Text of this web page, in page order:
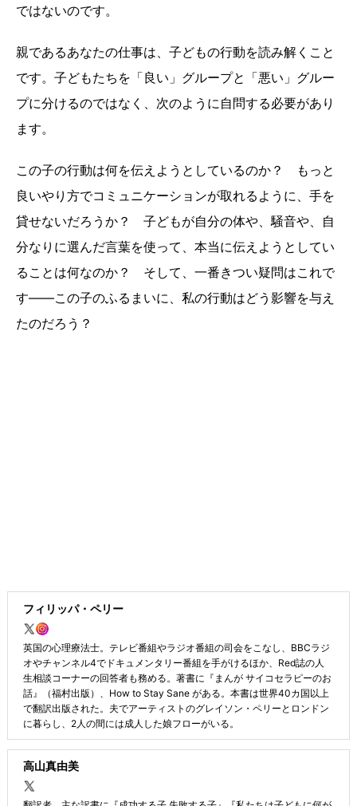
ではないのです。
親であるあなたの仕事は、子どもの行動を読み解くこと
です。子どもたちを「良い」グループと「悪い」グルー
プに分けるのではなく、次のように自問する必要があり
ます。
この子の行動は何を伝えようとしているのか？ もっと
良いやり方でコミュニケーションが取れるように、手を
貸せないだろうか？ 子どもが自分の体や、騒音や、自
分なりに選んだ言葉を使って、本当に伝えようとしてい
ることは何なのか？ そして、一番きつい疑問はこれで
す――この子のふるまいに、私の行動はどう影響を与え
たのだろう？
フィリッパ・ペリー
英国の心理療法士。テレビ番組やラジオ番組の司会をこなし、BBCラジ
オやチャンネル4でドキュメンタリー番組を手がけるほか、Red誌の人
生相談コーナーの回答者も務める。著書に『まんが サイコセラピーのお
話』（福村出版）、How to Stay Sane がある。本書は世界40カ国以上
で翻訳出版された。夫でアーティストのグレイソン・ペリーとロンドン
に暮らし、2人の間には成人した娘フローがいる。
高山真由美